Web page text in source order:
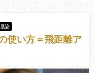
論
使い方＝飛距離ア